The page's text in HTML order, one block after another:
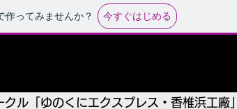
作ってみませんか？ 今すぐはじめる
クル「ゆのくにエクスプレス・香椎浜工廠」
クル「ゆのくにエクスプレス・香椎浜工廠」